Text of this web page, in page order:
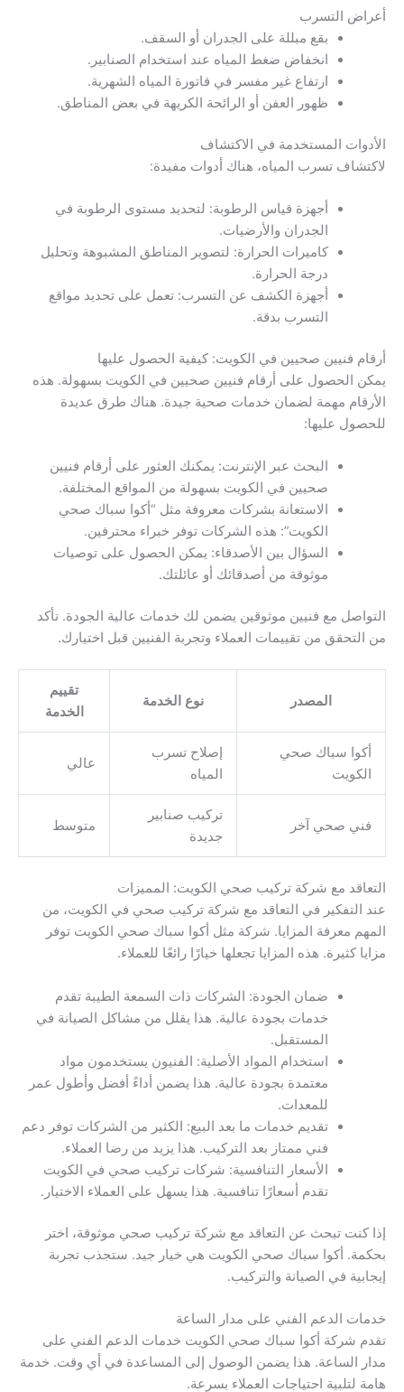
أعراض التسرب
بقع مبللة على الجدران أو السقف.
انخفاض ضغط المياه عند استخدام الصنابير.
ارتفاع غير مفسر في فاتورة المياه الشهرية.
ظهور العفن أو الرائحة الكريهة في بعض المناطق.
الأدوات المستخدمة في الاكتشاف
لاكتشاف تسرب المياه، هناك أدوات مفيدة:
أجهزة قياس الرطوبة: لتحديد مستوى الرطوبة في
الجدران والأرضيات.
كاميرات الحرارة: لتصوير المناطق المشبوهة وتحليل
درجة الحرارة.
أجهزة الكشف عن التسرب: تعمل على تحديد مواقع
التسرب بدقة.
أرقام فنيين صحيين في الكويت: كيفية الحصول عليها
يمكن الحصول على أرقام فنيين صحيين في الكويت بسهولة. هذه
الأرقام مهمة لضمان خدمات صحية جيدة. هناك طرق عديدة
للحصول عليها:
البحث عبر الإنترنت: يمكنك العثور على أرقام فنيين
صحيين في الكويت بسهولة من المواقع المختلفة.
الاستعانة بشركات معروفة مثل “أكوا سباك صحي
الكويت”: هذه الشركات توفر خبراء محترفين.
السؤال بين الأصدقاء: يمكن الحصول على توصيات
موثوقة من أصدقائك أو عائلتك.
التواصل مع فنيين موثوقين يضمن لك خدمات عالية الجودة. تأكد
من التحقق من تقييمات العملاء وتجربة الفنيين قبل اختيارك.
المصدر نوع الخدمة
تقييم
الخدمة
أكوا سباك صحي
الكويت
إصلاح تسرب
المياه
عالي
فني صحي آخر
تركيب صنابير
جديدة
متوسط
التعاقد مع شركة تركيب صحي الكويت: المميزات
عند التفكير في التعاقد مع شركة تركيب صحي في الكويت، من
المهم معرفة المزايا. شركة مثل أكوا سباك صحي الكويت توفر
مزايا كثيرة. هذه المزايا تجعلها خيارًا رائعًا للعملاء.
ضمان الجودة: الشركات ذات السمعة الطيبة تقدم
خدمات بجودة عالية. هذا يقلل من مشاكل الصيانة في
المستقبل.
استخدام المواد الأصلية: الفنيون يستخدمون مواد
معتمدة بجودة عالية. هذا يضمن أداءً أفضل وأطول عمر
للمعدات.
تقديم خدمات ما بعد البيع: الكثير من الشركات توفر دعم
فني ممتاز بعد التركيب. هذا يزيد من رضا العملاء.
الأسعار التنافسية: شركات تركيب صحي في الكويت
تقدم أسعارًا تنافسية. هذا يسهل على العملاء الاختيار.
إذا كنت تبحث عن التعاقد مع شركة تركيب صحي موثوقة، اختر
بحكمة. أكوا سباك صحي الكويت هي خيار جيد. ستجذب تجربة
إيجابية في الصيانة والتركيب.
خدمات الدعم الفني على مدار الساعة
تقدم شركة أكوا سباك صحي الكويت خدمات الدعم الفني على
مدار الساعة. هذا يضمن الوصول إلى المساعدة في أي وقت. خدمة
هامة لتلبية احتياجات العملاء بسرعة.